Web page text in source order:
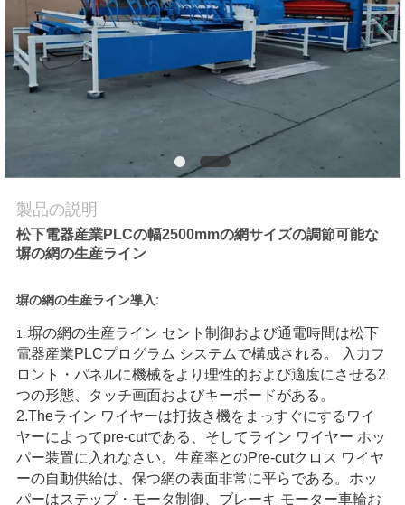
品
質
私
達
に
連
絡
し
な
さ
製品の説明
松下電器産業PLCの幅2500mmの網サイズの調節可能な
塀の網の生産ライン
塀の網の生産ライン導入:
1. 塀の網の生産ライン セント制御および通電時間は松下
電器産業PLCプログラム システムで構成される。 入力フ
ロント・パネルに機械をより理性的および適度にさせる2
つの形態、タッチ画面およびキーボードがある。
2.Theライン ワイヤーは打抜き機をまっすぐにするワイ
ヤーによってpre-cutである 、そしてライン ワイヤー ホッ
パー装置に入れなさい。生産率とのPre-cutクロス ワイヤ
ーの自動供給は、保つ網の表面非常に平らである。ホッ
パーはステップ・モータ制御、ブレーキ モーター車輪お